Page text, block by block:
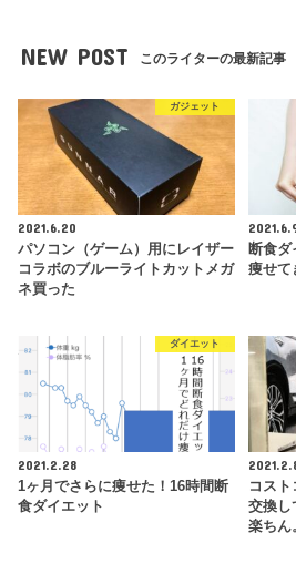
NEW POST このライターの最新記事
ガジェット
2021.6.20
パソコン（ゲーム）用にレイザー
コラボのブルーライトカットメガ
ネ買った
断食
痩せて
ダイエット
2021.2.28
1ヶ月でさらに痩せた！16時間断
食ダイエット
コス
交換し
楽ち